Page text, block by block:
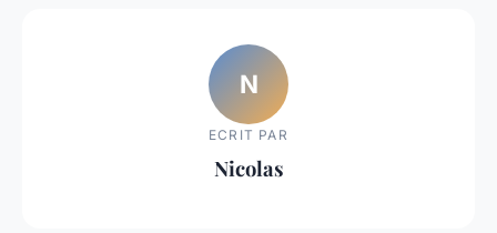
N
ECRIT PAR
Nicolas